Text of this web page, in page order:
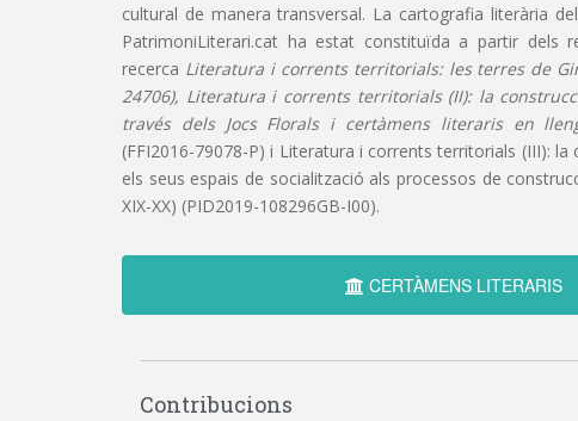
cultural de manera transversal. La cartografia literària
PatrimoniLiterari.cat ha estat constituïda a partir dels
recerca Literatura i corrents territorials: les terres de
24706), Literatura i corrents territorials (II): la
través dels Jocs Florals i certàmens literaris en
(FFI2016-79078-P) i Literatura i corrents territorials (III):
els seus espais de socialització als processos de
XIX-XX) (PID2019-108296GB-I00).
CERTÀMENS LITERARIS
Contribucions